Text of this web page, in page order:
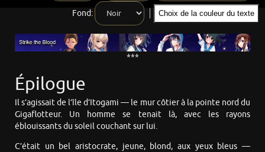
Fond: Choix de la couleur du texte
***
Épilogue
Il s’agissait de l’île d’Itogami — le mur côtier à la pointe nord du
Gigaflotteur. Un homme se tenait là, avec les rayons
éblouissants du soleil couchant sur lui.
C’était un bel aristocrate, jeune, blond, aux yeux bleus —